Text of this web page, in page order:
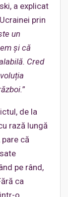
a explicat
prin
un
și că
Cred
”
de la
rază lungă
că
pe rând,
ca
o